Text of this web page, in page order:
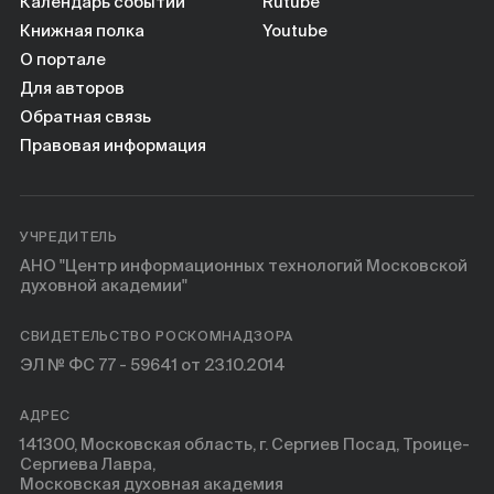
Книжная полка
О портале
Для авторов
Обратная связь
Правовая информация
Youtube
УЧРЕДИТЕЛЬ
АНО "Центр информационных технологий Московской
духовной академии"
СВИДЕТЕЛЬСТВО РОСКОМНАДЗОРА
ЭЛ № ФС 77 - 59641 от 23.10.2014
АДРЕС
141300, Московская область, г. Сергиев Посад, Троице-
Сергиева Лавра,
Московская духовная академия